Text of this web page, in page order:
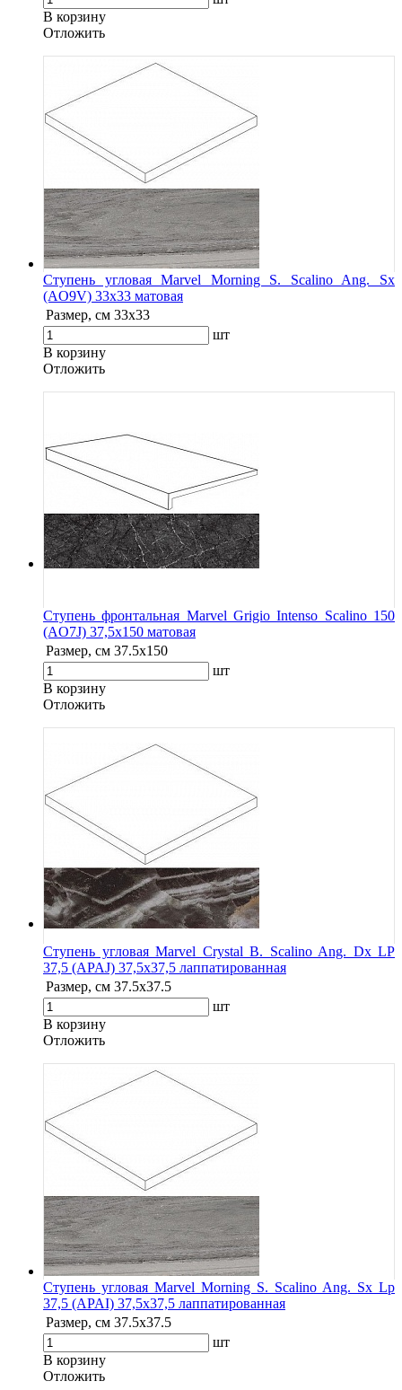
В корзину
Oтложить
Ступень угловая Marvel Morning S. Scalino Ang. Sx
(AO9V) 33x33 матовая
Размер, см 33x33
шт
В корзину
Oтложить
Ступень фронтальная Marvel Grigio Intenso Scalino 150
(AO7J) 37,5x150 матовая
Размер, см 37.5x150
шт
В корзину
Oтложить
Ступень угловая Marvel Crystal B. Scalino Ang. Dx LP
37,5 (APAJ) 37,5x37,5 лаппатированная
Размер, см 37.5x37.5
шт
В корзину
Oтложить
Ступень угловая Marvel Morning S. Scalino Ang. Sx Lp
37,5 (APAI) 37,5x37,5 лаппатированная
Размер, см 37.5x37.5
шт
В корзину
Oтложить